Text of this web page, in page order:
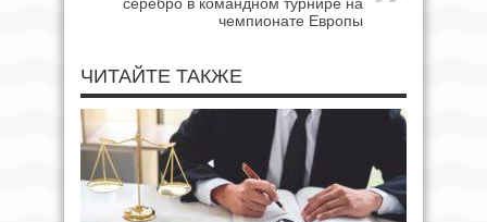
чемпионате Европы
ЧИТАЙТЕ ТАКЖЕ